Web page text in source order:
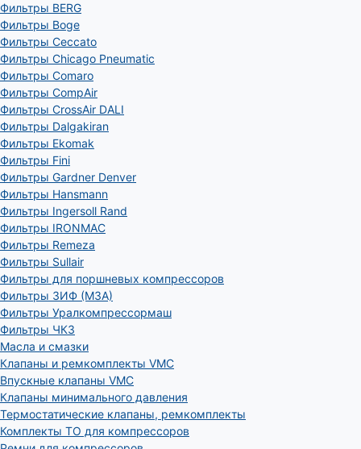
Фильтры BERG
Фильтры Boge
Фильтры Ceccato
Фильтры Chicago Pneumatic
Фильтры Comaro
Фильтры CompAir
Фильтры CrossAir DALI
Фильтры Dalgakiran
Фильтры Ekomak
Фильтры Fini
Фильтры Gardner Denver
Фильтры Hansmann
Фильтры Ingersoll Rand
Фильтры IRONMAC
Фильтры Remeza
Фильтры Sullair
Фильтры для поршневых компрессоров
Фильтры ЗИФ (МЗА)
Фильтры Уралкомпрессормаш
Фильтры ЧКЗ
Масла и смазки
Клапаны и ремкомплекты VMC
Впускные клапаны VMC
Клапаны минимального давления
Термостатические клапаны, ремкомплекты
Комплекты ТО для компрессоров